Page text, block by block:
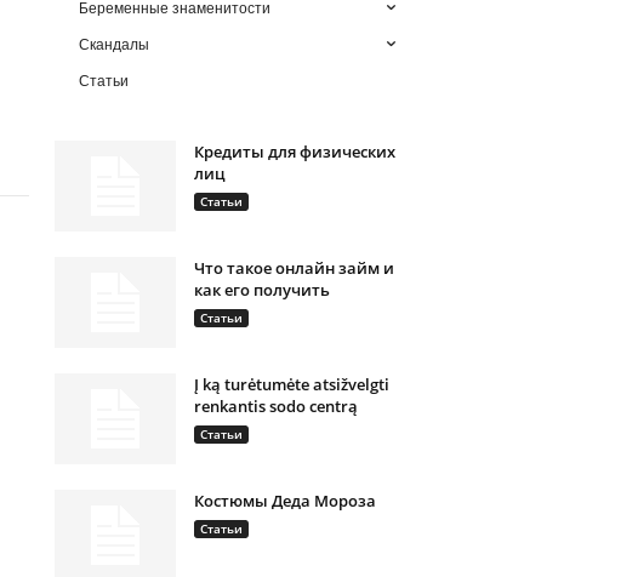
Беременные знаменитости
Скандалы
Статьи
Кредиты для физических
лиц
Статьи
Что такое онлайн займ и
как его получить
Статьи
Į ką turėtumėte atsižvelgti
renkantis sodo centrą
Статьи
Костюмы Деда Мороза
Статьи